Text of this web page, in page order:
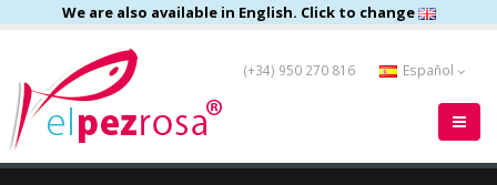
We are also available in English. Click to change
(+34) 950 270 816 Español